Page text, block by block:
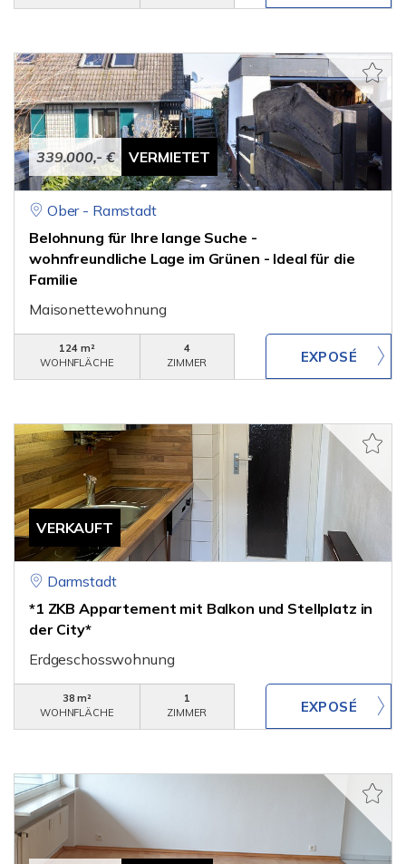
339.000,- € VERMIETET
Ober - Ramstadt
Belohnung für Ihre lange Suche -
wohnfreundliche Lage im Grünen - Ideal für die
Familie
Maisonettewohnung
124 m²
WOHNFLÄCHE
4
ZIMMER
VERKAUFT
Darmstadt
*1 ZKB Appartement mit Balkon und Stellplatz in
der City*
Erdgeschosswohnung
38 m²
WOHNFLÄCHE
1
ZIMMER